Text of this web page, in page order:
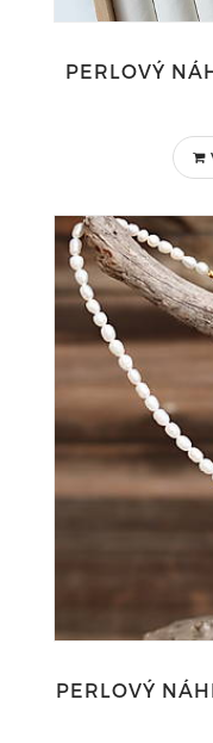
PERLOVÝ
PERLOVÝ